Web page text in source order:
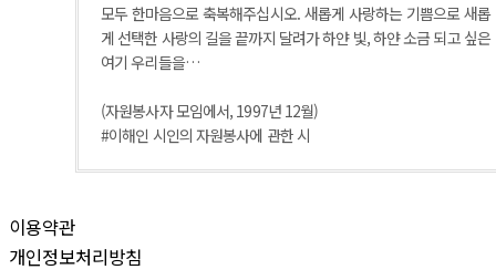
모두 한마음으로 축복해주십시오. 새롭게 사랑하는 기쁨으로 새롭
게 선택한 사랑의 길을 끝까지 달려가 하얀 빛, 하얀 소금 되고 싶은
여기 우리들을…
(자원봉사자 모임에서, 1997년 12월)
#이해인 시인의 자원봉사에 관한 시
이용약관
개인정보처리방침